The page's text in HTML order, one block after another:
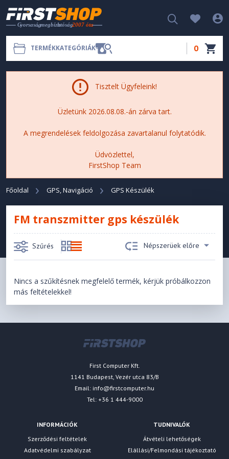
TERMÉKKATEGÓRIÁK 0
Tisztelt Ügyfeleink!
Üzletünk 2026.08.08.-án zárva tart.
A megrendelések feldolgozása zavartalanul folytatódik.
Üdvözlettel,
FirstShop Team
Főoldal GPS, Navigáció GPS Készülék
FM transzmitter gps készülék
Szűrés Népszerüek előre
Nincs a szűkítésnek megfelelő termék, kérjük próbálkozzon
más feltételekkel!
First Computer Kft.
1141 Budapest, Vezér utca 83/B
Email: info@firstcomputer.hu
Tel: +36 1 444-9000
INFORMÁCIÓK
Szerződési feltételek
Adatvédelmi szabályzat
TUDNIVALÓK
Átvételi lehetőségek
Elállási/Felmondási tájékoztató